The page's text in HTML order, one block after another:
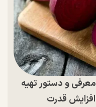
و دستور تهیه
قدرت